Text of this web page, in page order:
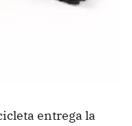
entrega la